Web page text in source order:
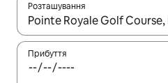
Розташування
Отримавши результати
Прибуття